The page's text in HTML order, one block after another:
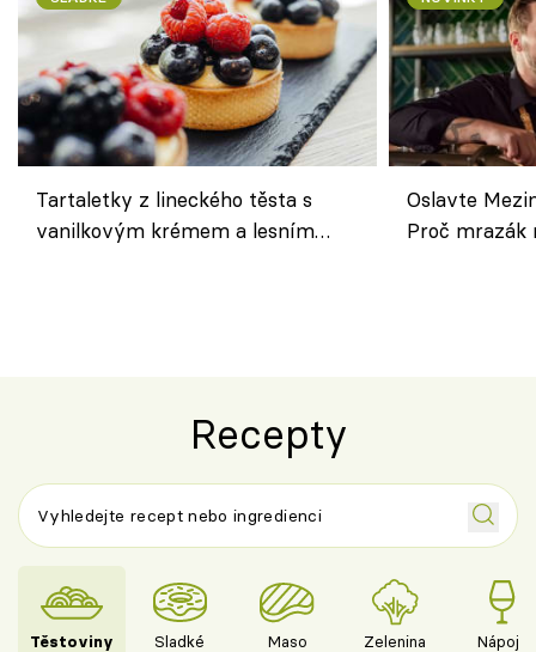
Tartaletky z lineckého těsta s
vanilkovým krémem a lesním
Oslavte
Proč
Recepty
Těstoviny Sladké Maso Zelenina Nápoje